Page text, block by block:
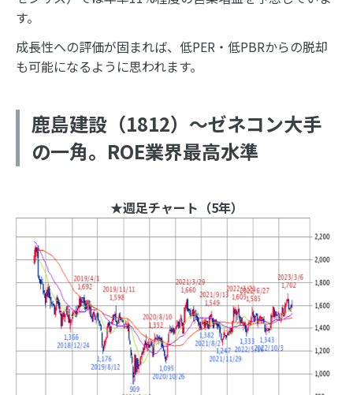
す。
成長性への評価が固まれば、低PER・低PBRからの脱却
も可能になるように思われます。
鹿島建設（1812）～ゼネコン大手
の一角。ROE業界最高水準
★週足チャート（5年）